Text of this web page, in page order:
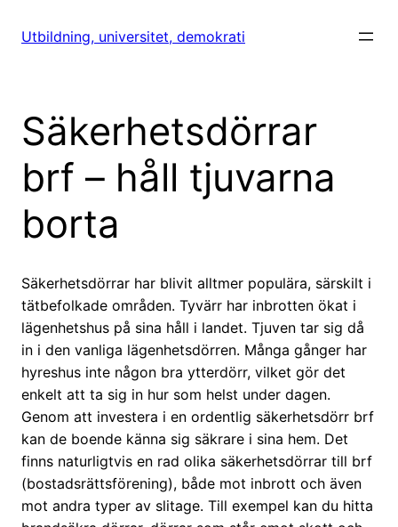
Utbildning, universitet, demokrati
Säkerhetsdörrar
brf – håll tjuvarna
borta
Säkerhetsdörrar har blivit alltmer populära, särskilt i
tätbefolkade områden. Tyvärr har inbrotten ökat i
lägenhetshus på sina håll i landet. Tjuven tar sig då
in i den vanliga lägenhetsdörren. Många gånger har
hyreshus inte någon bra ytterdörr, vilket gör det
enkelt att ta sig in hur som helst under dagen.
Genom att investera i en ordentlig säkerhetsdörr brf
kan de boende känna sig säkrare i sina hem. Det
finns naturligtvis en rad olika säkerhetsdörrar till brf
(bostadsrättsförening), både mot inbrott och även
mot andra typer av slitage. Till exempel kan du hitta